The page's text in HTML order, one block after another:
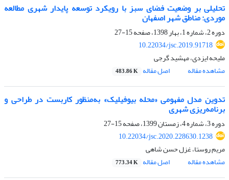
تحلیلی بر وضعیت فضای سبز با رویکرد توسعه پایدار شهری مطالعه
موردی: مناطق شهر اصفهان
دوره 2، شماره 1، بهار 1398، صفحه
15-27
10.22034/jsc.2019.91718
ملیحه ایزدی، مهشید گرجی
مشاهده مقاله
اصل مقاله 483.86 K
تدوین مدل مفهومی «محله بیوفیلیک» به‌منظور کاربست در طراحی و
برنامه‌ریزی شهری
دوره 3، شماره 4، زمستان 1399، صفحه
15-27
10.22034/jsc.2020.228630.1238
مریم روستا، غزل حسن شاهی
مشاهده مقاله
اصل مقاله 773.34 K